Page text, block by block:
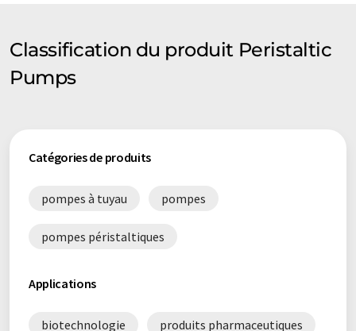
Classification du produit Peristaltic
Pumps
Catégories de produits
pompes à tuyau pompes
pompes péristaltiques
Applications
biotechnologie produits pharmaceutiques